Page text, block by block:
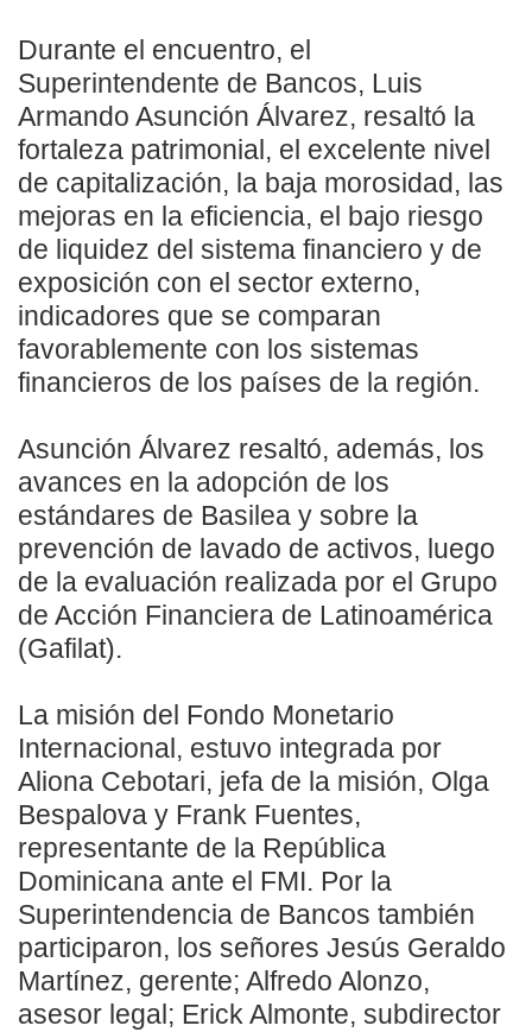
Durante el encuentro, el
Superintendente de Bancos, Luis
Armando Asunción Álvarez, resaltó la
fortaleza patrimonial, el excelente nivel
de capitalización, la baja morosidad, las
mejoras en la eficiencia, el bajo riesgo
de liquidez del sistema financiero y de
exposición con el sector externo,
indicadores que se comparan
favorablemente con los sistemas
financieros de los países de la región.
Asunción Álvarez resaltó, además, los
avances en la adopción de los
estándares de Basilea y sobre la
prevención de lavado de activos, luego
de la evaluación realizada por el Grupo
de Acción Financiera de Latinoamérica
(Gafilat).
La misión del Fondo Monetario
Internacional, estuvo integrada por
Aliona Cebotari, jefa de la misión, Olga
Bespalova y Frank Fuentes,
representante de la República
Dominicana ante el FMI. Por la
Superintendencia de Bancos también
participaron, los señores Jesús Geraldo
Martínez, gerente; Alfredo Alonzo,
asesor legal; Erick Almonte, subdirector